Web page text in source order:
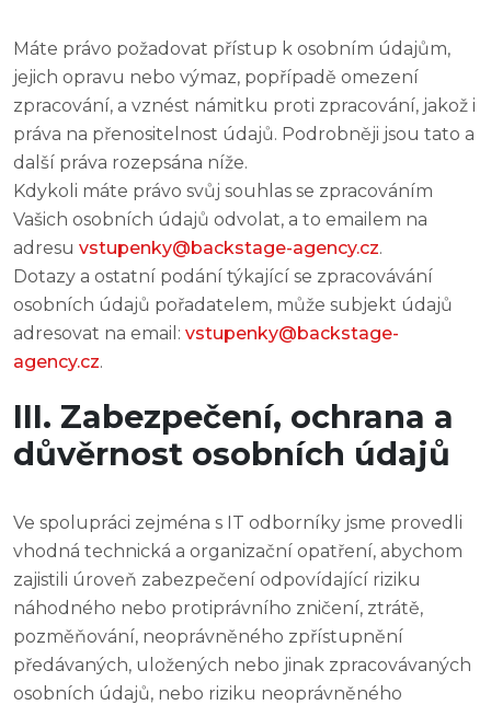
Máte právo požadovat přístup k osobním údajům,
jejich opravu nebo výmaz, popřípadě omezení
zpracování, a vznést námitku proti zpracování, jakož i
práva na přenositelnost údajů. Podrobněji jsou tato a
další práva rozepsána níže.
Kdykoli máte právo svůj souhlas se zpracováním
Vašich osobních údajů odvolat, a to emailem na
adresu vstupenky@backstage-agency.cz.
Dotazy a ostatní podání týkající se zpracovávání
osobních údajů pořadatelem, může subjekt údajů
adresovat na email: vstupenky@backstage-
agency.cz.
III. Zabezpečení, ochrana a
důvěrnost osobních údajů
Ve spolupráci zejména s IT odborníky jsme provedli
vhodná technická a organizační opatření, abychom
zajistili úroveň zabezpečení odpovídající riziku
náhodného nebo protiprávního zničení, ztrátě,
pozměňování, neoprávněného zpřístupnění
předávaných, uložených nebo jinak zpracovávaných
osobních údajů, nebo riziku neoprávněného